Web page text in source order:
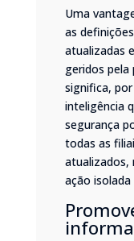
Uma
as
atualizadas
geridos
significa,
inteligência
segurança
todas as
atualizados,
ação